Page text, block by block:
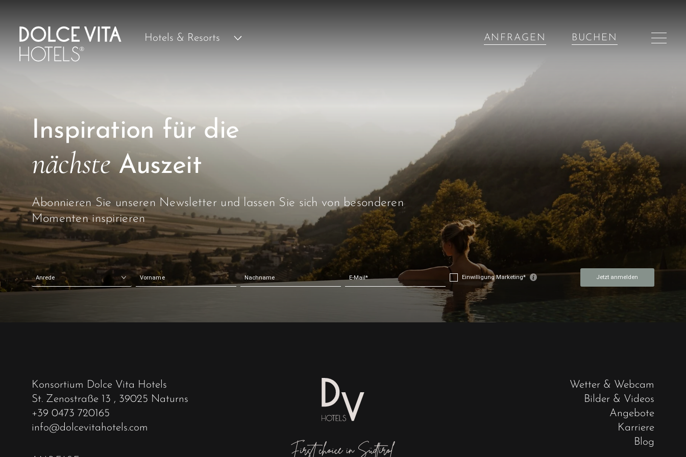
Hotels & Resorts ANFRAGEN BUCHEN
Inspiration für die
nächsteAuszeit
Abonnieren Sie unseren Newsletter und lassen Sie sich von besonderen
Momenten inspirieren
Konsortium Dolce Vita Hotels
St. Zenostraße 13 , 39025 Naturns
+39 0473 720165
info@dolcevitahotels.com
Wetter & Webcam
Bilder & Videos
Angebote
Karriere
Blog